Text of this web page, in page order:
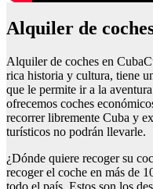
Alquiler de
Alquiler de coches en
rica historia y cultura, tiene
que le permite ir a la
ofrecemos coches
recorrer libremente Cuba y
turísticos no podrán llevarle.
¿Dónde quiere recoger su
recoger el coche en más de
todo el país. Estos son los